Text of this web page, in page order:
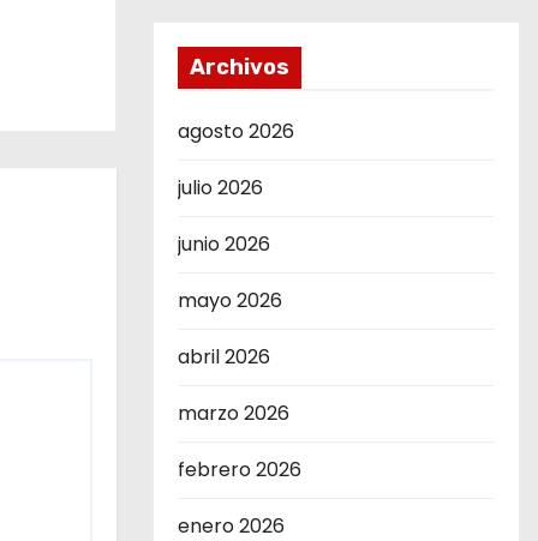
Archivos
agosto 2026
julio 2026
junio 2026
mayo 2026
abril 2026
marzo 2026
febrero 2026
enero 2026